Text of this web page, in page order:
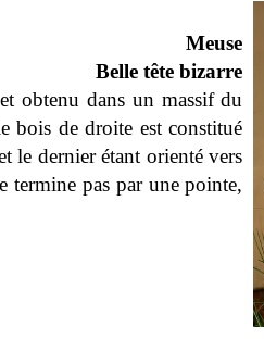
Meuse
Belle tête bizarre
obtenu dans un massif du
bois de droite est constitué
le dernier étant orienté vers
termine pas par une pointe,